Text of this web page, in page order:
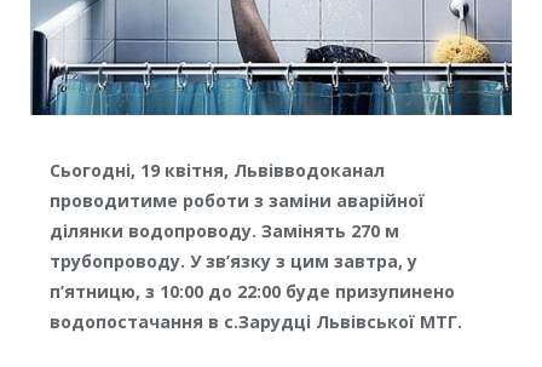
Сьогодні, 19 квітня, Львівводоканал
проводитиме роботи з заміни аварійної
ділянки водопроводу. Замінять 270 м
трубопроводу. У зв’язку з цим завтра, у
п’ятницю, з 10:00 до 22:00 буде призупинено
водопостачання в с.Зарудці Львівської МТГ.